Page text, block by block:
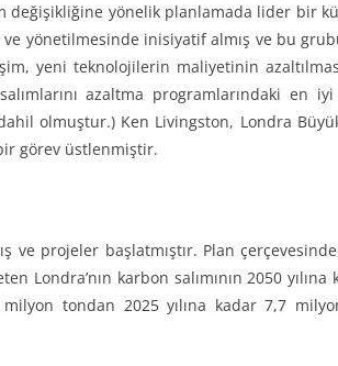
yönelik planlamada lider bir
ve yönetilmesinde inisiyatif almış ve bu
yeni teknolojilerin maliyetinin
azaltma programlarındaki en
olmuştur.) Ken Livingston, Londra
görev üstlenmiştir.
ve projeler başlatmıştır. Plan
Londra’nın karbon salımının 2050
milyon tondan 2025 yılına kadar 7,7